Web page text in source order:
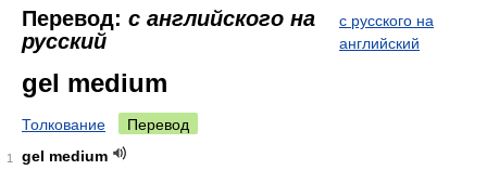
Перевод: с английского на
русский
с русского на
английский
gel medium
Толкование Перевод
1
gel medium